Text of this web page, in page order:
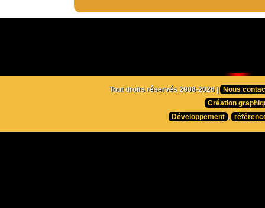
Tout droits réservés 2008-2026 |
Nous
Création
Développement ,